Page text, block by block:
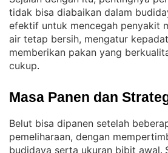
tidak bisa diabaikan dalam
efektif untuk mencegah penyakit
air tetap bersih, mengatur
memberikan pakan yang
cukup.
Masa Panen dan
Belut bisa dipanen setelah
pemeliharaan, dengan
budidaya serta ukuran bibit awal.